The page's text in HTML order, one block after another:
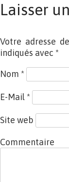
Laisser
Votre adresse
indiqués avec *
Nom *
E-Mail *
Site web
Commentaire